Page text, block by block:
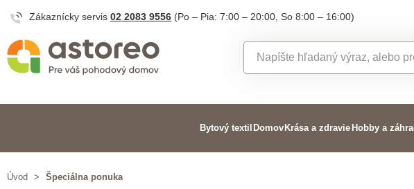
Zákaznícky servis 02 2083 9556 (Po – Pia: 7:00 – 20:00, So 8:00 – 16:00)
Bytový textil Domov Krása a zdravie Hobby a
Úvod > Špeciálna ponuka